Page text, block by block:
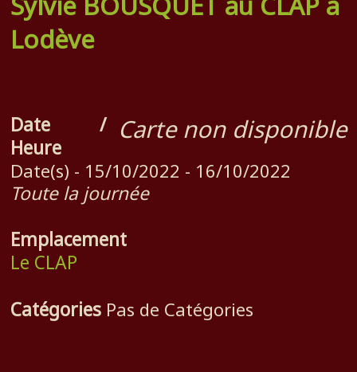
Lodève
Carte non disponible
Date /
Heure
Date(s) - 15/10/2022 - 16/10/2022
Toute la journée
Emplacement
Le CLAP
Catégories Pas de Catégories